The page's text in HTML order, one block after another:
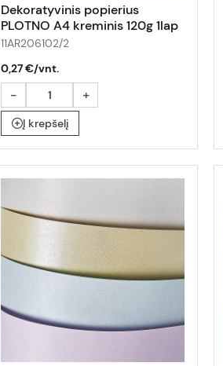
Dekoratyvinis popierius
PLOTNO A4 kreminis 120g 1lap
11AR206102/2
0,27 €/vnt.
- +
Į krepšelį